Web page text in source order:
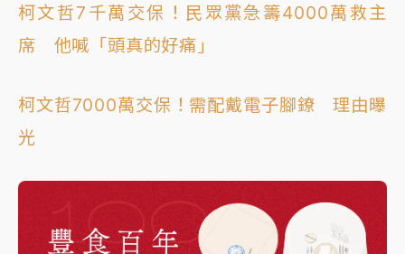
柯文哲7千萬交保！民眾黨急籌4000萬救主
席 他喊「頭真的好痛」
柯文哲7000萬交保！需配戴電子腳鐐 理由曝
光